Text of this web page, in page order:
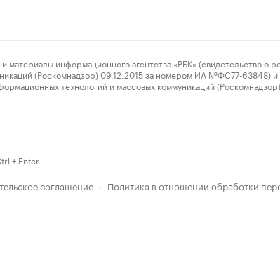
информационного агентства «РБК» (свидетельство о
(Роскомнадзор) 09.12.2015 за номером ИА №ФС77-63848) и
технологий и массовых коммуникаций
+ Enter
соглашение · Политика в отношении обработки